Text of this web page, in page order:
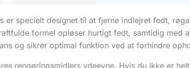
er specielt designet til at fjerne indlejret fedt,
formel opløser hurtigt fedt, samtidig med
og sikrer optimal funktion ved at forhindre
rengøringsmidlers ydeevne. Hvis du ikke er